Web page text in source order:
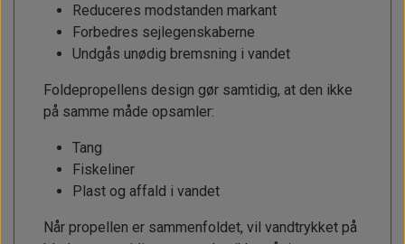
Reduceres modstanden markant
Forbedres sejlegenskaberne
Undgås unødig bremsning i vandet
Foldepropellens design gør samtidig, at den ikke
på samme måde opsamler:
Tang
Fiskeliner
Plast og affald i vandet
Når propellen er sammenfoldet, vil vandtrykket på